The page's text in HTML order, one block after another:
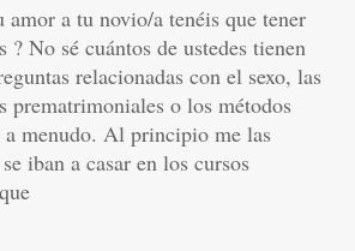
amor a tu novio/a tenéis que tener
? No sé cuántos de ustedes tienen
relacionadas con el sexo, las
prematrimoniales o los métodos
menudo. Al principio me las
iban a casar en los cursos